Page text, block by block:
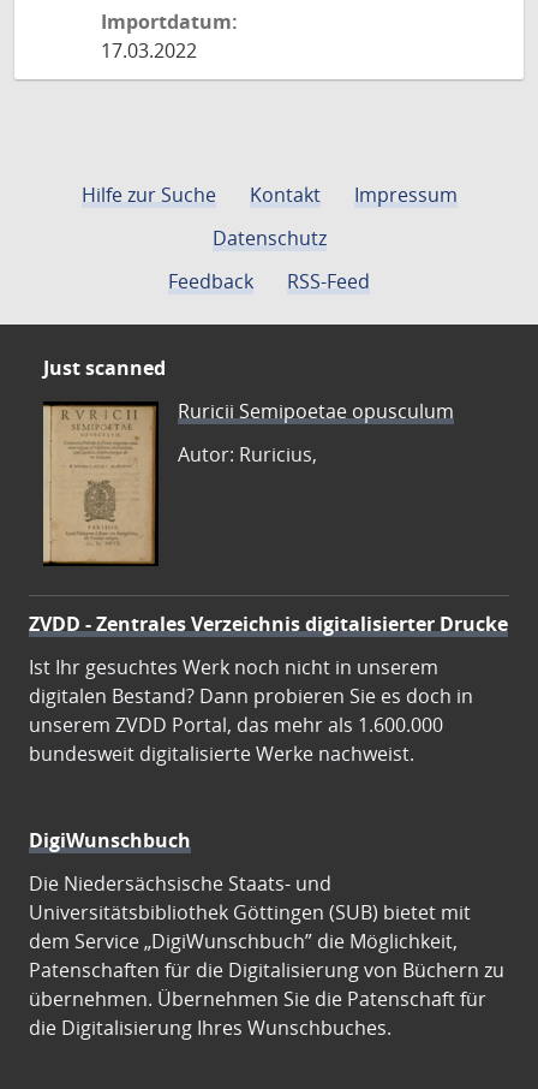
Importdatum:
17.03.2022
Hilfe zur Suche Kontakt
Impressum
Datenschutz
Feedback
RSS-Feed
Just scanned
Ruricii Semipoetae opusculum
Autor: Ruricius,
ZVDD - Zentrales Verzeichnis digitalisierter Drucke
Ist Ihr gesuchtes Werk noch nicht in unserem
digitalen Bestand? Dann probieren Sie es doch in
unserem ZVDD Portal, das mehr als 1.600.000
bundesweit digitalisierte Werke nachweist.
DigiWunschbuch
Die Niedersächsische Staats- und
Universitätsbibliothek Göttingen (SUB) bietet mit
dem Service „DigiWunschbuch” die Möglichkeit,
Patenschaften für die Digitalisierung von Büchern zu
übernehmen. Übernehmen Sie die Patenschaft für
die Digitalisierung Ihres Wunschbuches.